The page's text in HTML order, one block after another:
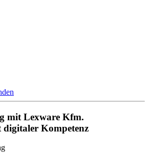
mit Lexware Kfm.
digitaler Kompetenz